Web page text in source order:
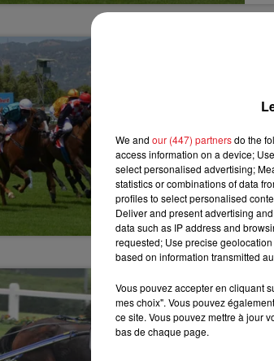
We and our (447) partnersdo the
access information on a device;
select personalised advertising;
statistics or combinations of data
profiles to select personalised
Deliver and present advertising
data such as IP address and
requested; Use precise
based on information transmitted
Vous pouvez accepter en cliquant
mes choix". Vous pouvez
ce site. Vous pouvez mettre à jour
bas de chaque page.